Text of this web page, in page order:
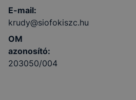
E-mail:
krudy@siofokiszc.hu
OM
azonosító:
203050/004